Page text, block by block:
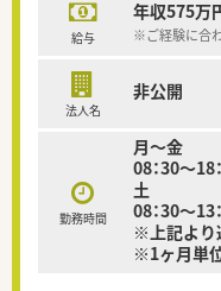
給与
年収575万
※ご経験に合
法人名
非公開
勤務時間
月～金
08：30～18
土
08：30～13
※上記より
※1ヶ月単